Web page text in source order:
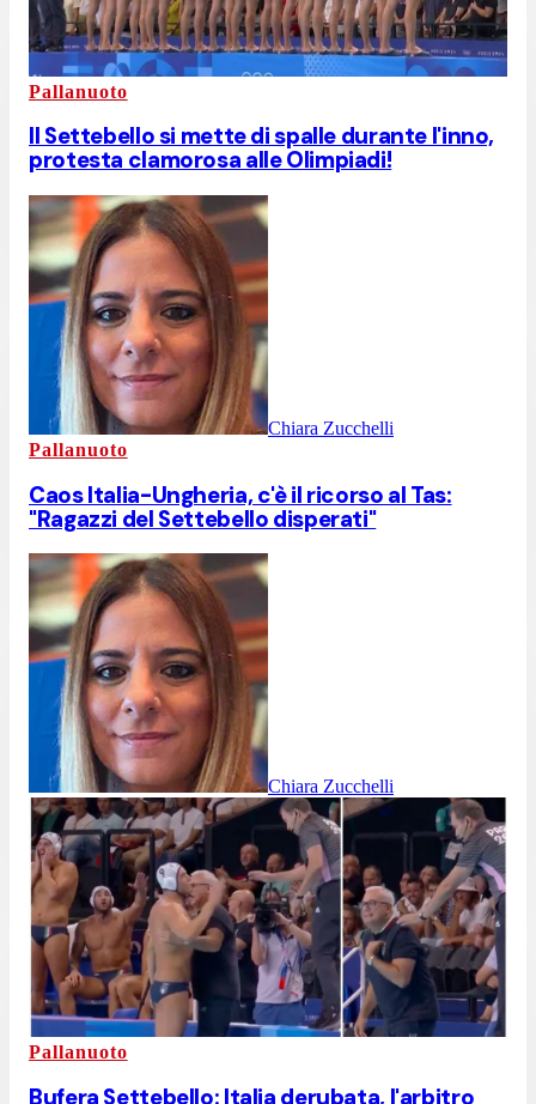
Pallanuoto
Il Settebello si mette di spalle durante l'inno,
protesta clamorosa alle Olimpiadi!
Chiara Zucchelli
Pallanuoto
Caos Italia-Ungheria, c'è il ricorso al Tas:
"Ragazzi del Settebello disperati"
Chiara Zucchelli
Pallanuoto
Bufera Settebello: Italia derubata, l'arbitro